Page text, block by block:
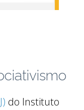
do Instituto